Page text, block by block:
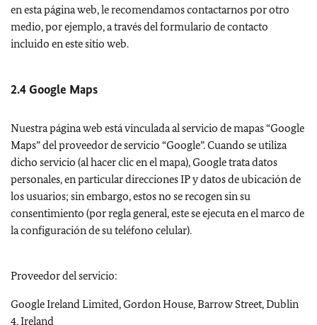
en esta página web, le recomendamos contactarnos por otro
medio, por ejemplo, a través del formulario de contacto
incluido en este sitio web.
2.4 Google Maps
Nuestra página web está vinculada al servicio de mapas “Google
Maps” del proveedor de servicio “Google”. Cuando se utiliza
dicho servicio (al hacer clic en el mapa),Googletrata datos
personales, en particular direcciones IP y datos de ubicación de
los usuarios; sin embargo, estos no se recogen sin su
consentimiento (por regla general, este se ejecuta en el marco de
la configuración de su teléfono celular).
Proveedor del servicio:
Google Ireland Limited, Gordon House, Barrow Street, Dublin
4, Ireland